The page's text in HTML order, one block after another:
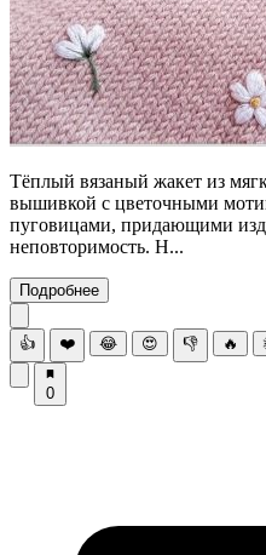
Тёплый вязаный жакет из
вышивкой с цветочными
пуговицами, придающими
неповторимость. Н...
Подробнее
👍 ❤️ 😂 😍 👎 🔥
0